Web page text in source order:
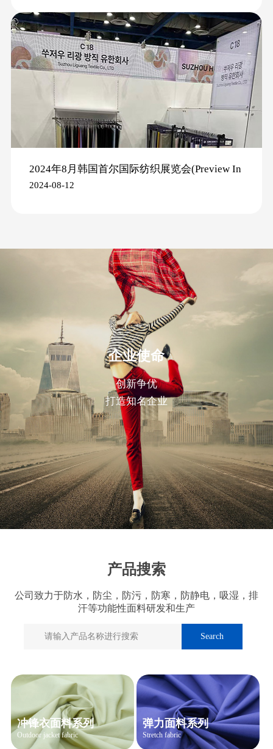
2024年8月韩国首尔国际纺织展览会(Preview In
SEOUL 2024)
2024-08-12
产品搜索
公司致力于防水，防尘，防污，防寒，防静电，吸湿，排
汗等功能性面料研发和生产
冲锋衣面料系列
Outdoor jacket fabric
弹力面料系列
Stretch fabric